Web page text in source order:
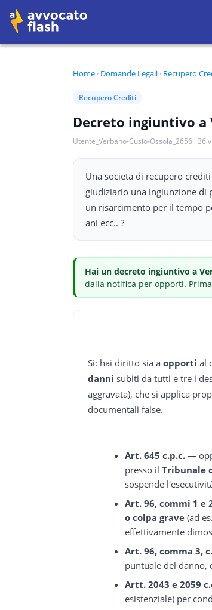
Home · Domande Legali · Recupero
Recupero Crediti
Decreto ingiuntivo
Utente_Verbano-Cusio-Ossola_2656 · 36
Una societa di recupero
giudiziario una ingiunzione di
un risarcimento per il tempo
ani ecc.. ?
Hai un decreto ingiuntivo a
dalla notifica per opporti.
Sì: hai diritto sia a opporti al
danni subiti da tutti e tre i
aggravata), che si applica
documentali false.
Art. 645 c.p.c. —
presso ilTribunale
sospende
Art. 96, commi 1 e
o colpa grave (ad
effettivamente
Art. 96, comma 3,
puntuale del danno,
Artt. 2043 e 2059
esistenziale) per